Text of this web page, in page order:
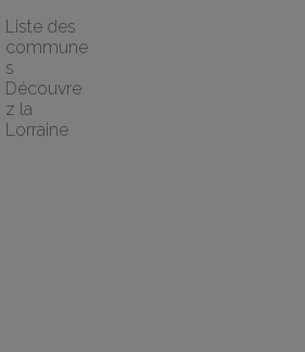
Liste des
commune
s
Découvre
z la
Lorraine